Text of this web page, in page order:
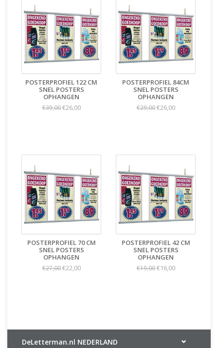
POSTERPROFIEL 122 CM
SNEL POSTERS
OPHANGEN
€39,00€26,00
POSTERPROFIEL 84CM
SNEL POSTERS
OPHANGEN
€29,00€26,00
POSTERPROFIEL 70 CM
SNEL POSTERS
OPHANGEN
€27,00€22,00
POSTERPROFIEL 42 CM
SNEL POSTERS
OPHANGEN
€19,00€16,00
DeLetterman.nl NEDERLAND